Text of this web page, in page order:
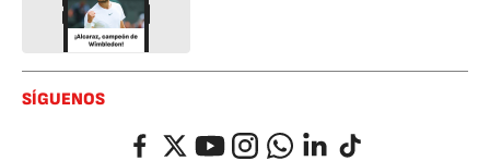
SÍGUENOS
FacebookTwitterYouTubeInstagramWhatsappLinkedIn
TikTok